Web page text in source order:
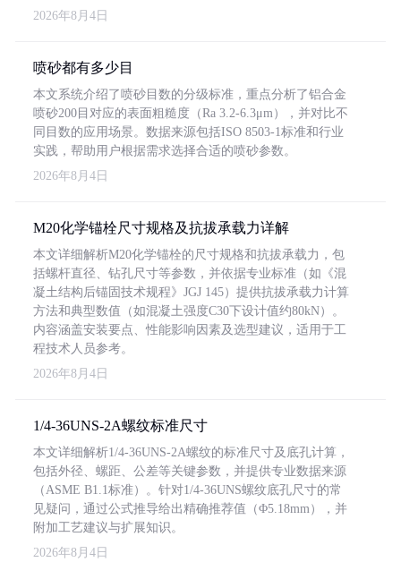
2026年8月4日
喷砂都有多少目
本文系统介绍了喷砂目数的分级标准，重点分析了铝合金
喷砂200目对应的表面粗糙度（Ra 3.2-6.3μm），并对比不
同目数的应用场景。数据来源包括ISO 8503-1标准和行业
实践，帮助用户根据需求选择合适的喷砂参数。
2026年8月4日
M20化学锚栓尺寸规格及抗拔承载力详解
本文详细解析M20化学锚栓的尺寸规格和抗拔承载力，包
括螺杆直径、钻孔尺寸等参数，并依据专业标准（如《混
凝土结构后锚固技术规程》JGJ 145）提供抗拔承载力计算
方法和典型数值（如混凝土强度C30下设计值约80kN）。
内容涵盖安装要点、性能影响因素及选型建议，适用于工
程技术人员参考。
2026年8月4日
1/4-36UNS-2A螺纹标准尺寸
本文详细解析1/4-36UNS-2A螺纹的标准尺寸及底孔计算，
包括外径、螺距、公差等关键参数，并提供专业数据来源
（ASME B1.1标准）。针对1/4-36UNS螺纹底孔尺寸的常
见疑问，通过公式推导给出精确推荐值（Φ5.18mm），并
附加工艺建议与扩展知识。
2026年8月4日